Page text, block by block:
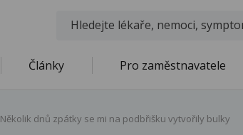
Články Pro zaměstnavatele
Několik dnů zpátky se mi na podbřišku vytvořily bulky